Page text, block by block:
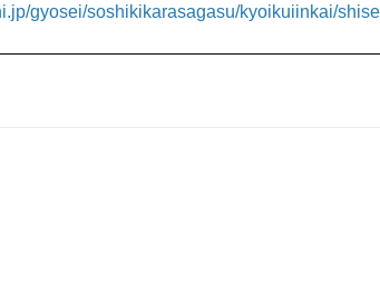
gyosei/soshikikarasagasu/kyoikuiinkai/